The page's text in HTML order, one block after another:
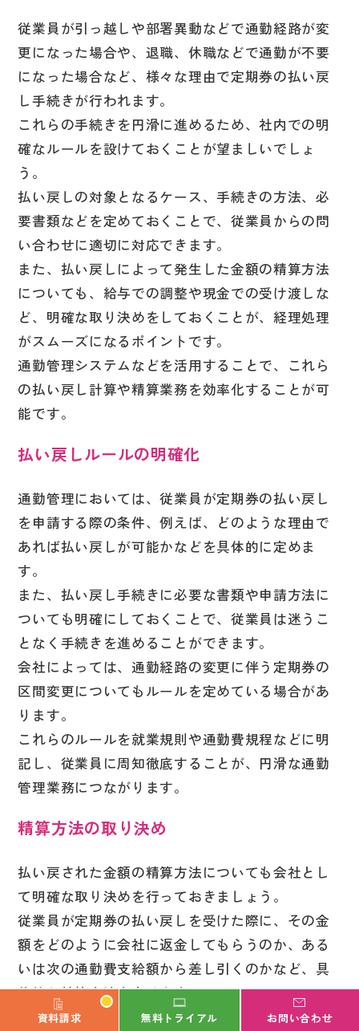
資料請求 無料トライアル お問い合わせ
従業員が引っ越しや部署異動などで通勤経路が変
更になった場合や、退職、休職などで通勤が不要
になった場合など、様々な理由で定期券の払い戻
し手続きが行われます。
これらの手続きを円滑に進めるため、社内での明
確なルールを設けておくことが望ましいでしょ
う。
払い戻しの対象となるケース、手続きの方法、必
要書類などを定めておくことで、従業員からの問
い合わせに適切に対応できます。
また、払い戻しによって発生した金額の精算方法
についても、給与での調整や現金での受け渡しな
ど、明確な取り決めをしておくことが、経理処理
がスムーズになるポイントです。
通勤管理システムなどを活用することで、これら
の払い戻し計算や精算業務を効率化することが可
能です。
払い戻しルールの明確化
通勤管理においては、従業員が定期券の払い戻し
を申請する際の条件、例えば、どのような理由で
あれば払い戻しが可能かなどを具体的に定めま
す。
また、払い戻し手続きに必要な書類や申請方法に
ついても明確にしておくことで、従業員は迷うこ
となく手続きを進めることができます。
会社によっては、通勤経路の変更に伴う定期券の
区間変更についてもルールを定めている場合があ
ります。
これらのルールを就業規則や通勤費規程などに明
記し、従業員に周知徹底することが、円滑な通勤
管理業務につながります。
精算方法の取り決め
払い戻された金額の精算方法についても会社とし
て明確な取り決めを行っておきましょう。
従業員が定期券の払い戻しを受けた際に、その金
額をどのように会社に返金してもらうのか、ある
いは次の通勤費支給額から差し引くのかなど、具
体的な精算方法を定めます。
例えば、給与と一緒に払い戻し金額を振り込む、